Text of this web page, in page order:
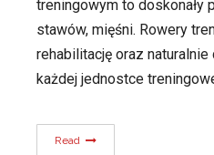
treningowym to doskonały
stawów, mięśni. Rowery
rehabilitację oraz
każdej jednostce
Read